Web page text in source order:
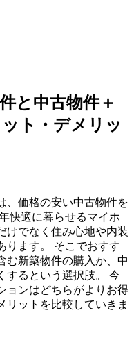
と中古物件＋
ト・デメリッ
、価格の安い中古物件を
快適に暮らせるマイホ
けでなく住み心地や内装
ります。 そこでおすす
む新築物件の購入か、中
するという選択肢。 今
ョンはどちらがよりお得
リットを比較していきま